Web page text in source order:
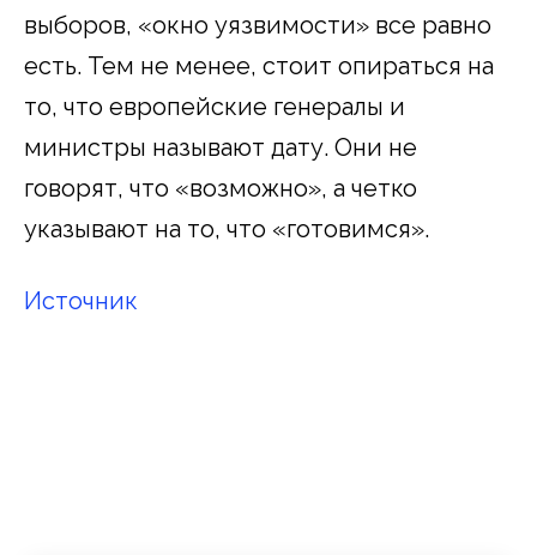
выборов, «окно уязвимости» все равно
есть. Тем не менее, стоит опираться на
то, что европейские генералы и
министры называют дату. Они не
говорят, что «возможно», а четко
указывают на то, что «готовимся».
Источник